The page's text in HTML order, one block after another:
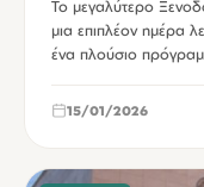
Το μεγαλύτερο
μια επιπλέον ημέρα
ένα πλούσιο
15/01/2026